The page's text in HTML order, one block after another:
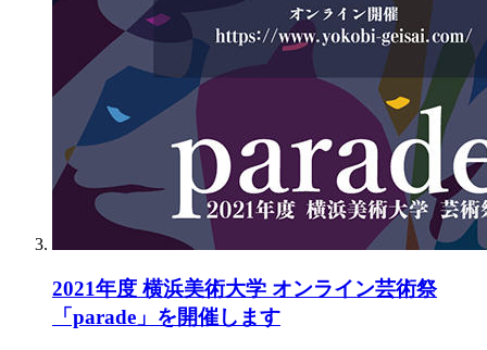
2021年度 横浜美術大学 オンライン芸術祭
「parade」を開催します